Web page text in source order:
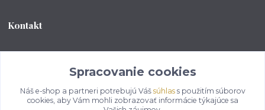
Kontakt
od 8:00 - do 16:00 hod
info@kotlikovesupravy.sk
Spracovanie cookies
Náš e-shop a partneri potrebujú Váš súhlass použitím súborov
cookies, aby Vám mohli zobrazovať informácie týkajúce sa